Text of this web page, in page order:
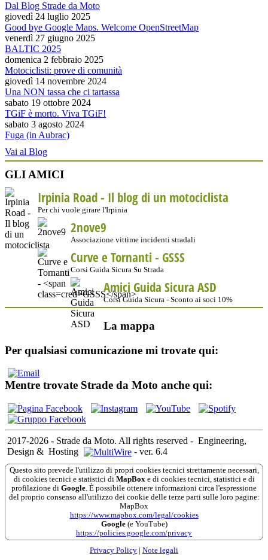
Dal Blog Strade da Moto
giovedì 24 luglio 2025
Good bye Google Maps. Welcome OpenStreetMap
venerdì 27 giugno 2025
BALTIC 2025
domenica 2 febbraio 2025
Motociclisti: prove di comunità
giovedì 14 novembre 2024
Una NON tassa che ci tartassa
sabato 19 ottobre 2024
TGiF è morto. Viva TGiF!
sabato 3 agosto 2024
Fuga (in Aubrac)
Vai al Blog
GLI AMICI
Irpinia Road - Il blog di un motociclista
Per chi vuole girare l'Irpinia
2nove9
Associazione vittime incidenti stradali
Curve e Tornanti - GSSS
Corsi Guida Sicura Su Strada
Amici Guida Sicura ASD
Corsi Guida Sicura - Sconto ai soci 10%
La mappa
Per qualsiasi comunicazione mi trovate qui:
Mentre trovate Strade da Moto anche qui:
2017-2026 - Strade da Moto. All rights reserved - Engineering,
Design & Hosting - ver. 6.4
Questo sito prevede l'utilizzo di propri cookies tecnici strettamente necessari,
di cookies tecnici e statistici di MapBoxe di cookies tecnici, statistici e di
profilazione di Google. È possibile ottenere informazioni circa l'espressione
del proprio consenso all'utilizzo dei cookie delle terze parti sulle loro pagine:
MapBox
https://www.mapbox.com/legal/cookies
Google(e YouTube)
https://policies.google.com/privacy
Privacy Policy Note legali